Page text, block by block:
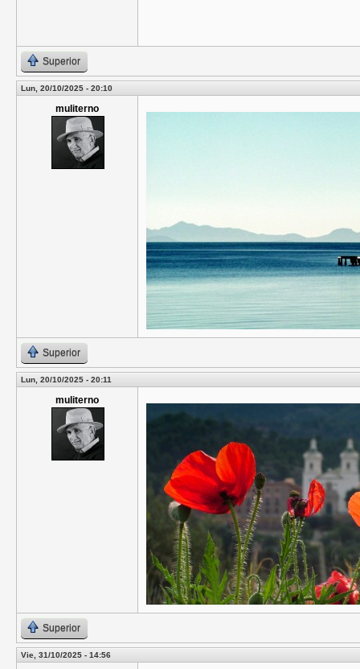
Superior
Lun, 20/10/2025 - 20:10
muliterno
Superior
Lun, 20/10/2025 - 20:11
muliterno
Superior
Vie, 31/10/2025 - 14:56